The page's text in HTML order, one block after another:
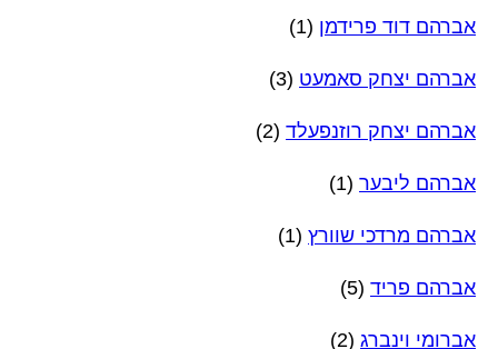
אברהם דוד פרידמן (1)
אברהם יצחק סאמעט (3)
אברהם יצחק רוזנפעלד (2)
אברהם ליבער (1)
אברהם מרדכי שוורץ (1)
אברהם פריד (5)
אברומי וינברג (2)